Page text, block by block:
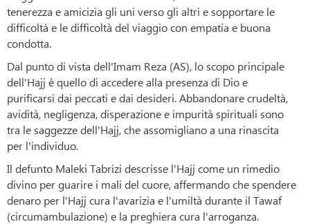
tenerezza e amicizia gli uni verso gli altri e sopportare le
difficoltà e le difficoltà del viaggio con empatia e buona
condotta.
Dal punto di vista dell'Imam Reza (AS), lo scopo principale
dell'Hajj è quello di accedere alla presenza di Dio e
purificarsi dai peccati e dai desideri. Abbandonare crudeltà,
avidità, negligenza, disperazione e impurità spirituali sono
tra le saggezze dell'Hajj, che assomigliano a una rinascita
per l'individuo.
Il defunto Maleki Tabrizi descrisse l'Hajj come un rimedio
divino per guarire i mali del cuore, affermando che spendere
denaro per l'Hajj cura l'avarizia e l'umiltà durante il Tawaf
(circumambulazione) e la preghiera cura l'arroganza.